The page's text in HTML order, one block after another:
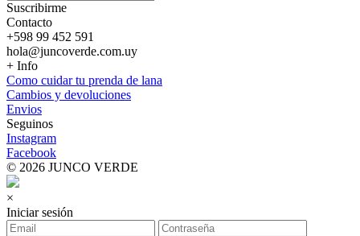
Suscribirme
Contacto
+598 99 452 591
hola@juncoverde.com.uy
+ Info
Como cuidar tu prenda de lana
Cambios y devoluciones
Envios
Seguinos
Instagram
Facebook
© 2026 JUNCO VERDE
×
Iniciar sesión